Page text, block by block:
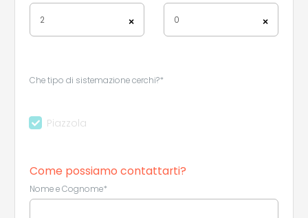
×
2 ×
0
Che tipo di sistemazione cerchi?*
Piazzola
Come possiamo contattarti?
Nome e Cognome*